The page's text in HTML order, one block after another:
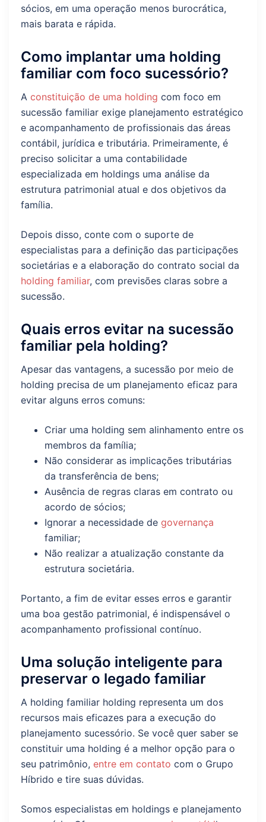
sócios, em uma operação menos burocrática,
mais barata e rápida.
Como implantar uma holding
familiar com foco sucessório?
A constituição de uma holding com foco em
sucessão familiar exige planejamento estratégico
e acompanhamento de profissionais das áreas
contábil, jurídica e tributária. Primeiramente, é
preciso solicitar a uma contabilidade
especializada em holdings uma análise da
estrutura patrimonial atual e dos objetivos da
família.
Depois disso, conte com o suporte de
especialistas para a definição das participações
societárias e a elaboração do contrato social da
holding familiar, com previsões claras sobre a
sucessão.
Quais erros evitar na sucessão
familiar pela holding?
Apesar das vantagens, a sucessão por meio de
holding precisa de um planejamento eficaz para
evitar alguns erros comuns:
Criar uma holding sem alinhamento entre os
membros da família;
Não considerar as implicações tributárias
da transferência de bens;
Ausência de regras claras em contrato ou
acordo de sócios;
Ignorar a necessidade de governança
familiar;
Não realizar a atualização constante da
estrutura societária.
Portanto, a fim de evitar esses erros e garantir
uma boa gestão patrimonial, é indispensável o
acompanhamento profissional contínuo.
Uma solução inteligente para
preservar o legado familiar
A holding familiar holding representa um dos
recursos mais eficazes para a execução do
planejamento sucessório. Se você quer saber se
constituir uma holding é a melhor opção para o
seu patrimônio, entre em contato com o Grupo
Híbrido e tire suas dúvidas.
Somos especialistas em holdings e planejamento